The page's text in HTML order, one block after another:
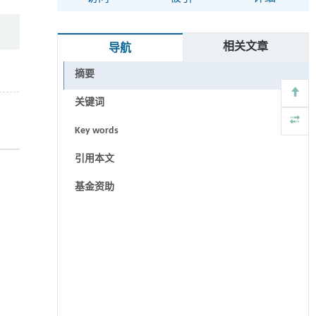
导航 相关文章
摘要
关键词
Key words
引用本文
基金资助